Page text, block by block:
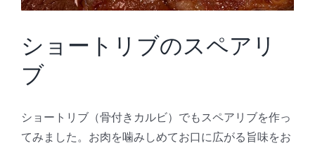
ショートリブのスペアリ
ブ
ショートリブ（骨付きカルビ）でもスペアリブを作っ
てみました。お肉を噛みしめてお口に広がる旨味をお